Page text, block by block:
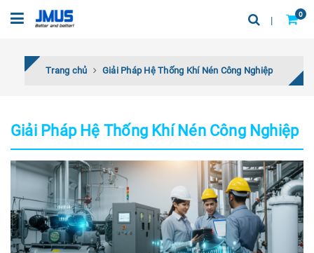
0
Trang chủ Giải Pháp Hệ Thống Khí Nén Công Nghiệp
Giải Pháp Hệ Thống Khí Nén Công Nghiệp